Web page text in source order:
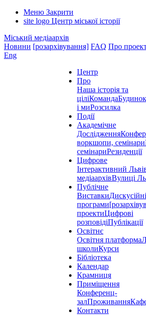
Меню Закрити
site logo Центр міської історії
Міський медіаархів
Новини [розархівування] FAQ Про
Eng
Центр
Про
Наша історія та
ціліКомандаБудинок
і миРозсилка
Події
Академічне
Дослідження
воркшопи, семінари
семінариРезиденції
Цифрове
Інтерактивний
медіаархівВулиці
Публічне
ВиставкиДискусійні
програми
проектиЦифрові
розповідіПублікації
Освітнє
Освітня платформа
школиКурси
Бібліотека
Календар
Крамниця
Приміщення
Конференц-
залПроживання
Контакти